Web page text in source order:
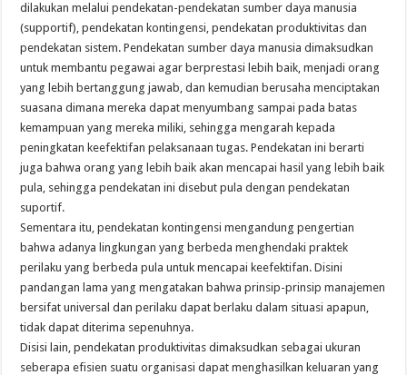
dilakukan melalui pendekatan-pendekatan sumber daya manusia
(supportif), pendekatan kontingensi, pendekatan produktivitas dan
pendekatan sistem. Pendekatan sumber daya manusia dimaksudkan
untuk membantu pegawai agar berprestasi lebih baik, menjadi orang
yang lebih bertanggung jawab, dan kemudian berusaha menciptakan
suasana dimana mereka dapat menyumbang sampai pada batas
kemampuan yang mereka miliki, sehingga mengarah kepada
peningkatan keefektifan pelaksanaan tugas. Pendekatan ini berarti
juga bahwa orang yang lebih baik akan mencapai hasil yang lebih baik
pula, sehingga pendekatan ini disebut pula dengan pendekatan
suportif.
Sementara itu, pendekatan kontingensi mengandung pengertian
bahwa adanya lingkungan yang berbeda menghendaki praktek
perilaku yang berbeda pula untuk mencapai keefektifan. Disini
pandangan lama yang mengatakan bahwa prinsip-prinsip manajemen
bersifat universal dan perilaku dapat berlaku dalam situasi apapun,
tidak dapat diterima sepenuhnya.
Disisi lain, pendekatan produktivitas dimaksudkan sebagai ukuran
seberapa efisien suatu organisasi dapat menghasilkan keluaran yang